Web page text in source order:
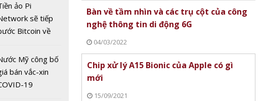
ảo Pi
sẽ tiếp
Bitcoin về
Mỹ công bố
bán vắc-xin
19
Bàn về tầm nhìn và các trụ cột của công
nghệ thông tin di động 6G
04/03/2022
Chip xử lý A15 Bionic của Apple có gì
mới
15/09/2021